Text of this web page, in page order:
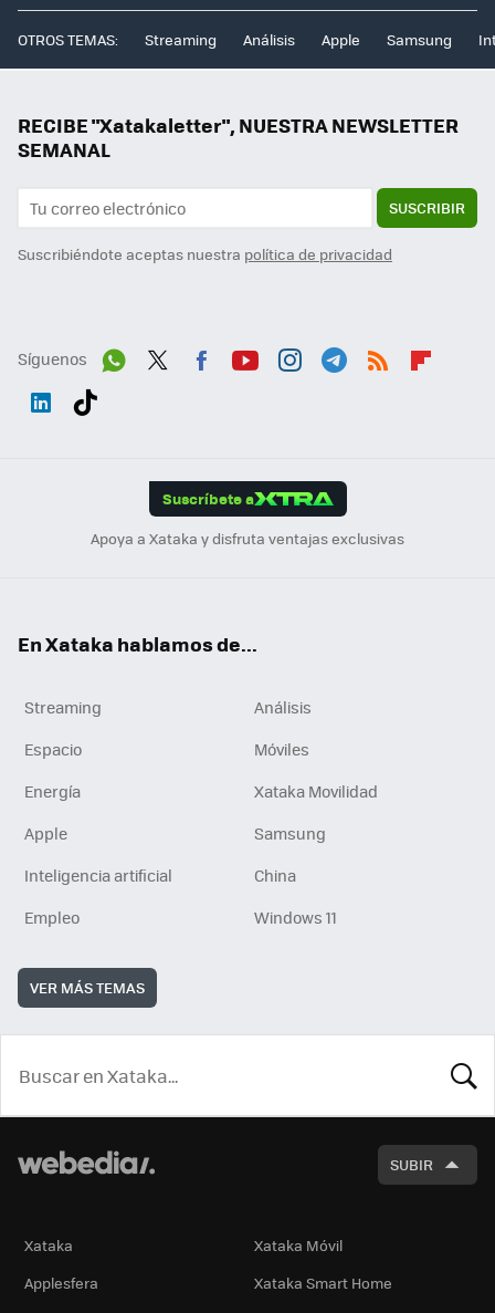
OTROS TEMAS: Streaming Análisis Apple Samsung
RECIBE "Xatakaletter", NUESTRA NEWSLETTER
SEMANAL
SUSCRIBIR
Suscribiéndote aceptas nuestra política de privacidad
Síguenos
Suscríbete a
Apoya a Xataka y disfruta ventajas exclusivas
En Xataka hablamos de...
Streaming
Análisis
Espacio
Móviles
Energía
Xataka Movilidad
Apple
Samsung
Inteligencia artificial
China
Empleo
Windows 11
VER MÁS TEMAS
SUBIR
Xataka
Xataka Móvil
Applesfera
Xataka Smart Home